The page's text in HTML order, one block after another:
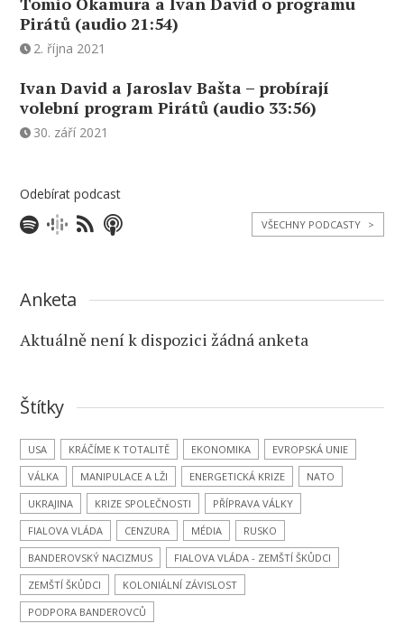
Pirátů (audio 21:54)
2. října 2021
Ivan David a Jaroslav Bašta – probírají
volební program Pirátů (audio 33:56)
30. září 2021
Odebírat podcast
VŠECHNY PODCASTY >
Anketa
Aktuálně není k dispozici žádná anketa
Štítky
USA KRÁČÍME K TOTALITĚ EKONOMIKA
EVROPSKÁ UNIE
VÁLKA
MANIPULACE A LŽI ENERGETICKÁ KRIZE
NATO
UKRAJINA
KRIZE SPOLEČNOSTI
PŘÍPRAVA VÁLKY
FIALOVA VLÁDA
CENZURA MÉDIA
RUSKO
BANDEROVSKÝ NACIZMUS
FIALOVA VLÁDA - ZEMŠTÍ ŠKŮDCI
ZEMŠTÍ ŠKŮDCI
KOLONIÁLNÍ ZÁVISLOST
PODPORA BANDEROVCŮ